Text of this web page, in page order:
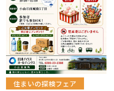
住まいの探検フェア